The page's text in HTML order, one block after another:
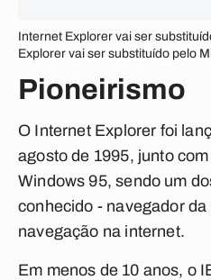
Internet Explorer vai ser
Explorer vai ser substituído pelo
Pioneirismo
O Internet Explorer foi
agosto de 1995, junto
Windows 95, sendo um
conhecido - navegador
navegação na internet.
Em menos de 10 anos, o